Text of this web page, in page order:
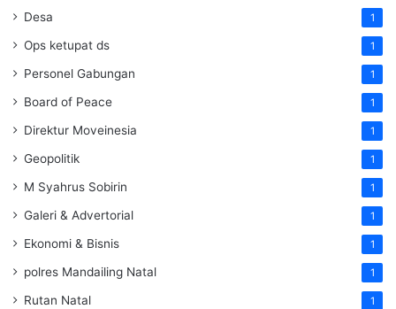
Desa 1
Ops ketupat ds 1
Personel Gabungan 1
Board of Peace 1
Direktur Moveinesia 1
Geopolitik 1
M Syahrus Sobirin 1
Galeri & Advertorial 1
Ekonomi & Bisnis 1
polres Mandailing Natal 1
Rutan Natal 1